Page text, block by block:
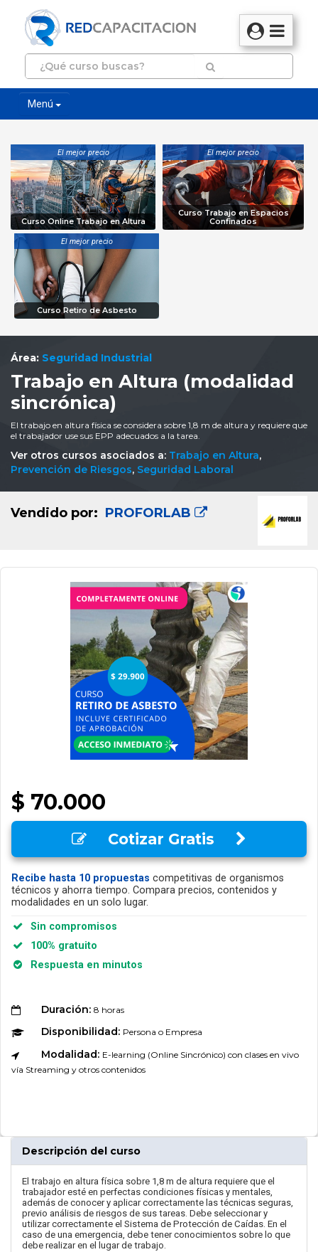
Menú
El mejor precio
Curso Online Trabajo en Altura
El mejor precio
Curso Trabajo en Espacios
Confinados
El mejor precio
Curso Retiro de Asbesto
Área: Seguridad Industrial
Trabajo en Altura (modalidad
sincrónica)
El trabajo en altura física se considera sobre 1,8 m de altura y requiere que
el trabajador use sus EPP adecuados a la tarea.
Ver otros cursos asociados a: Trabajo en Altura,
Prevención de Riesgos, Seguridad Laboral
Vendido por: PROFORLAB
$ 70.000
Cotizar Gratis
Recibe hasta 10 propuestas competitivas de organismos
técnicos y ahorra tiempo. Compara precios, contenidos y
modalidades en un solo lugar.
Sin compromisos
100% gratuito
Respuesta en minutos
Duración: 8 horas
Disponibilidad: Persona o Empresa
Modalidad: E-learning (Online Sincrónico) con clases en vivo
vía Streaming y otros contenidos
Descripción del curso
El trabajo en altura física sobre 1,8 m de altura requiere que el
trabajador esté en perfectas condiciones físicas y mentales,
además de conocer y aplicar correctamente las técnicas seguras,
previo análisis de riesgos de sus tareas. Debe seleccionar y
utilizar correctamente el Sistema de Protección de Caídas. En el
caso de una emergencia, debe tener conocimientos sobre lo que
debe realizar en el lugar de trabajo.